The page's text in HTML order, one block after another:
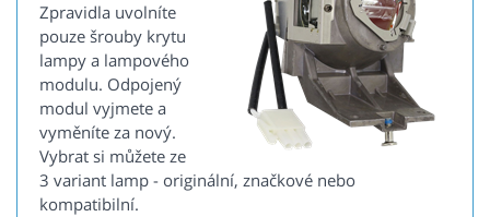
Zpravidla uvolníte
pouze šrouby krytu
lampy a lampového
modulu. Odpojený
modul vyjmete a
vyměníte za nový.
Vybrat si můžete ze
3 variant lamp - originální, značkové nebo
kompatibilní.